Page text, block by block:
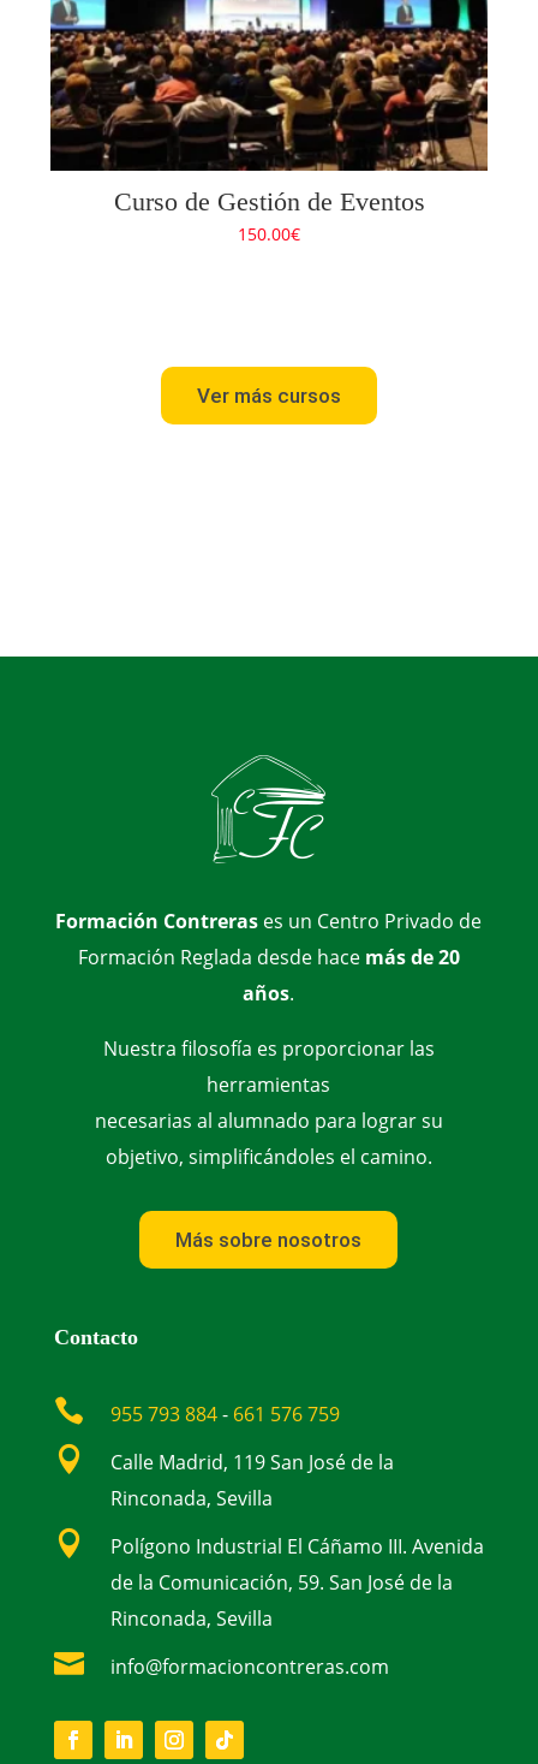
Curso de Gestión de Eventos
150.00€
Ver más cursos
Formación Contreras es un Centro Privado de
Formación Reglada desde hace más de 20
años.
Nuestra filosofía es proporcionar las
herramientas
necesarias al alumnado para lograr su
objetivo, simplificándoles el camino.
Más sobre nosotros
Contacto
 955 793 884- 661 576 759

Calle Madrid, 119 San José de la
Rinconada, Sevilla

Polígono Industrial El Cáñamo III. Avenida
de la Comunicación, 59. San José de la
Rinconada, Sevilla
 info@formacioncontreras.com